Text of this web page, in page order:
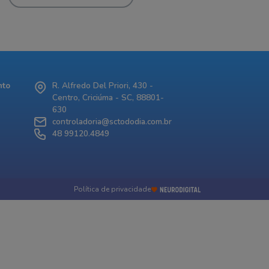
R. Alfredo Del Priori, 430 -
Centro, Criciúma - SC, 88801-
630
controladoria@sctododia.com.br
48 99120.4849
Política de privacidade